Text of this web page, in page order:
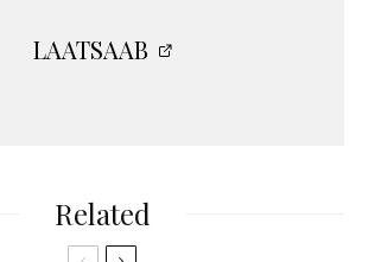
LAATSAAB
Related